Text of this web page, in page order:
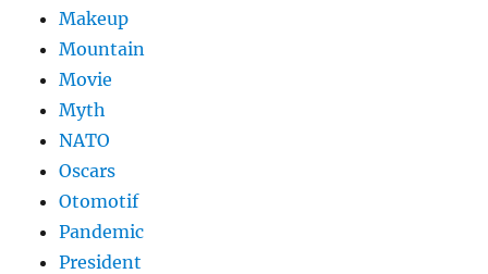
Makeup
Mountain
Movie
Myth
NATO
Oscars
Otomotif
Pandemic
President